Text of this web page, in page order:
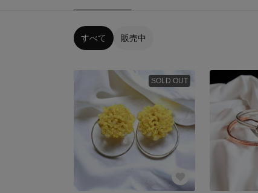
すべて 販売中
SOLD OUT